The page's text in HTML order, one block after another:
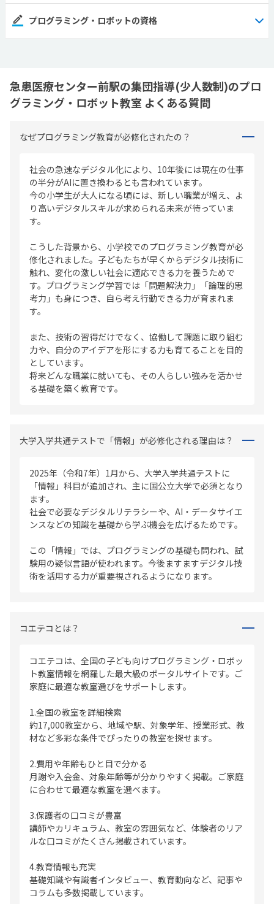
プログラミング・ロボットの資格
急患医療センター前駅の集団指導(少人数制)のプロ
グラミング・ロボット教室 よくある質問
なぜプログラミング教育が必修化されたの？
社会の急速なデジタル化により、10年後には現在の仕事
の半分がAIに置き換わるとも言われています。
今の小学生が大人になる頃には、新しい職業が増え、よ
り高いデジタルスキルが求められる未来が待っていま
す。
こうした背景から、小学校でのプログラミング教育が必
修化されました。子どもたちが早くからデジタル技術に
触れ、変化の激しい社会に適応できる力を養うためで
す。プログラミング学習では「問題解決力」「論理的思
考力」も身につき、自ら考え行動できる力が育まれま
す。
また、技術の習得だけでなく、協働して課題に取り組む
力や、自分のアイデアを形にする力も育てることを目的
としています。
将来どんな職業に就いても、その人らしい強みを活かせ
る基礎を築く教育です。
大学入学共通テストで「情報」が必修化される理由は？
2025年（令和7年）1月から、大学入学共通テストに
「情報」科目が追加され、主に国公立大学で必須となり
ます。
社会で必要なデジタルリテラシーや、AI・データサイエ
ンスなどの知識を基礎から学ぶ機会を広げるためです。
この「情報」では、プログラミングの基礎も問われ、試
験用の疑似言語が使われます。今後ますますデジタル技
術を活用する力が重要視されるようになります。
コエテコとは？
コエテコは、全国の子ども向けプログラミング・ロボッ
ト教室情報を網羅した最大級のポータルサイトです。ご
家庭に最適な教室選びをサポートします。
1.全国の教室を詳細検索
約17,000教室から、地域や駅、対象学年、授業形式、教
材など多彩な条件でぴったりの教室を探せます。
2.費用や年齢もひと目で分かる
月謝や入会金、対象年齢等が分かりやすく掲載。ご家庭
に合わせて最適な教室を選べます。
3.保護者の口コミが豊富
講師やカリキュラム、教室の雰囲気など、体験者のリア
ルな口コミがたくさん掲載されています。
4.教育情報も充実
基礎知識や有識者インタビュー、教育動向など、記事や
コラムも多数掲載しています。